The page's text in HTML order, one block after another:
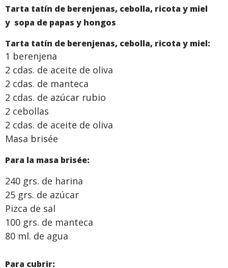
Link
Tarta tatín de berenjenas, cebolla, ricota y miel
y sopa de papas y hongos
Tarta tatín de berenjenas, cebolla, ricota y miel:
1 berenjena
2 cdas. de aceite de oliva
2 cdas. de manteca
2 cdas. de azúcar rubio
2 cebollas
2 cdas. de aceite de oliva
Masa brisée
Para la masa brisée:
240 grs. de harina
25 grs. de azúcar
Pizca de sal
100 grs. de manteca
80 ml. de agua
Para cubrir: